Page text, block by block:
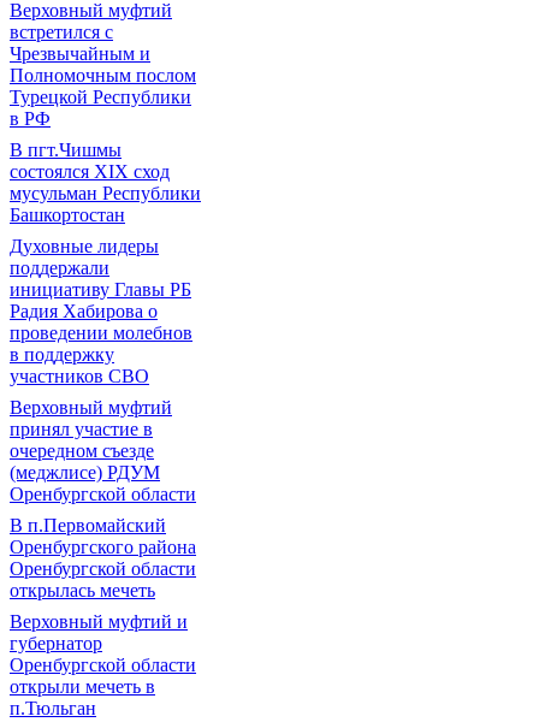
Верховный муфтий
встретился с
Чрезвычайным и
Полномочным послом
Турецкой Республики
в РФ
В пгт.Чишмы
состоялся XIX сход
мусульман Республики
Башкортостан
Духовные лидеры
поддержали
инициативу Главы РБ
Радия Хабирова о
проведении молебнов
в поддержку
участников СВО
Верховный муфтий
принял участие в
очередном съезде
(меджлисе) РДУМ
Оренбургской области
В п.Первомайский
Оренбургского района
Оренбургской области
открылась мечеть
Верховный муфтий и
губернатор
Оренбургской области
открыли мечеть в
п.Тюльган